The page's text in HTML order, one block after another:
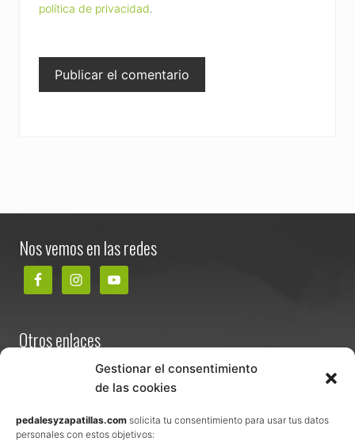
Gestionar el consentimiento
de las cookies
pedalesyzapatillas.com solicita tu consentimiento para usar tus datos
personales con estos objetivos:
política de privacidad.
Nos vemos en las redes
Otros enlaces
Términos y condiciones de venta
Política de privacidad